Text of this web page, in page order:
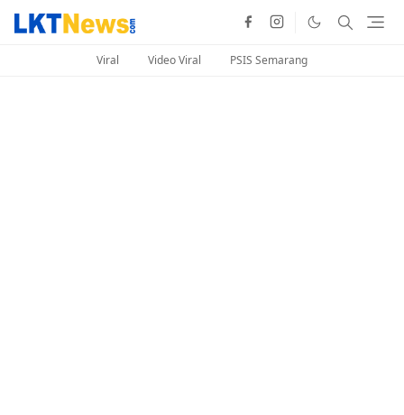
Viral Video Viral PSIS Semarang